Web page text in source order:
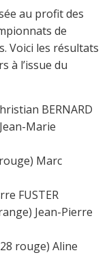
au profit des
de
Voici les résultats
à l’issue du
BERNARD
Marie
Marc
FUSTER
Jean-Pierre
rouge) Aline